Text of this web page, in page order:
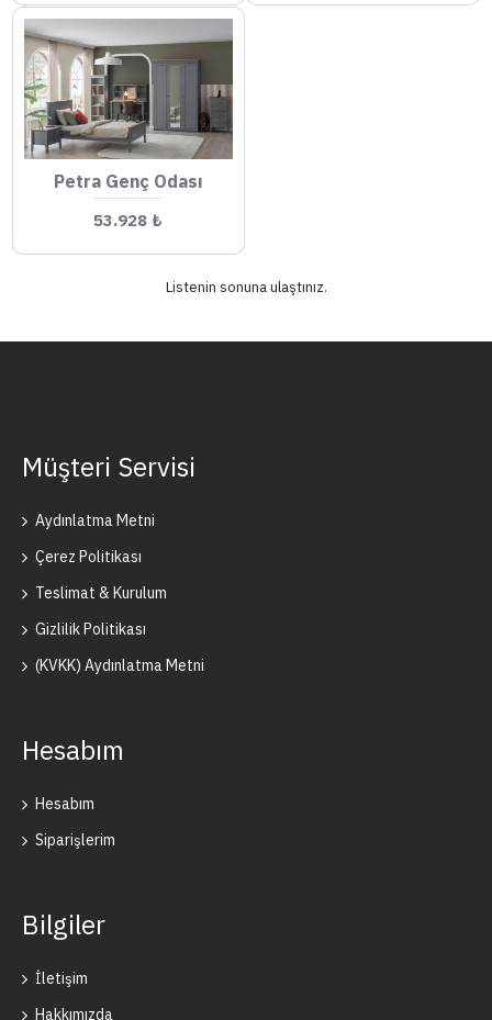
Petra Genç Odası
53.928 ₺
Listenin sonuna ulaştınız.
Müşteri Servisi
Aydınlatma Metni
Çerez Politikası
Teslimat & Kurulum
Gizlilik Politikası
(KVKK) Aydınlatma Metni
Hesabım
Hesabım
Siparişlerim
Bilgiler
İletişim
Hakkımızda